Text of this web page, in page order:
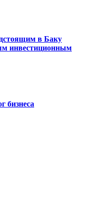
в Баку
инвестиционным
бизнеса